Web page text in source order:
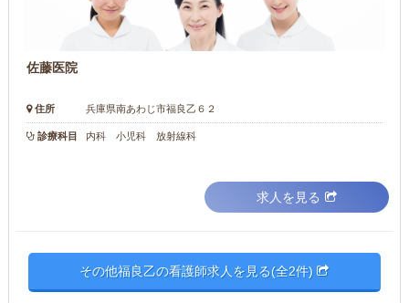
佐藤医院
住所 兵庫県南あわじ市福良乙６２
診療科目 内科 小児科 放射線科
求人を見る
その他福良乙の看護師求人を見る(全2件)